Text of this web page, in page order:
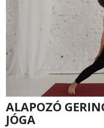
ALAPOZÓ
JÓGA